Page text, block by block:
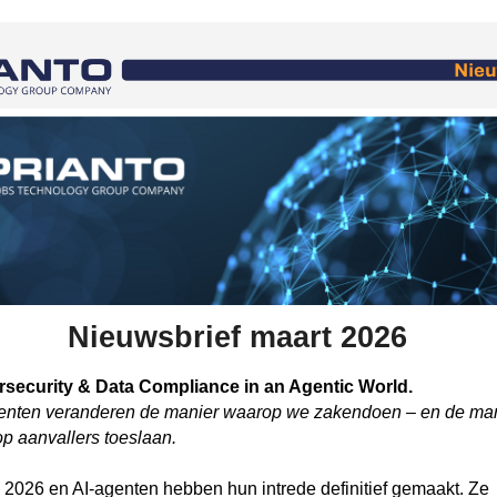
Nieuwsbrief maart 2026
& Data Compliance in an Agentic World.
veranderen de manier waarop we zakendoen – en de
aanvallers toeslaan.
en AI-agenten hebben hun intrede definitief gemaakt. Ze